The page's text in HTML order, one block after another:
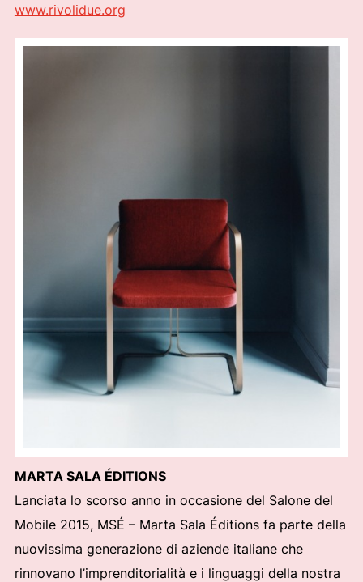
www.rivolidue.org
MARTA SALA ÉDITIONS
Lanciata lo scorso anno in occasione del Salone del
Mobile 2015, MSÉ – Marta Sala Éditions fa parte della
nuovissima generazione di aziende italiane che
rinnovano l’imprenditorialità e i linguaggi della nostra